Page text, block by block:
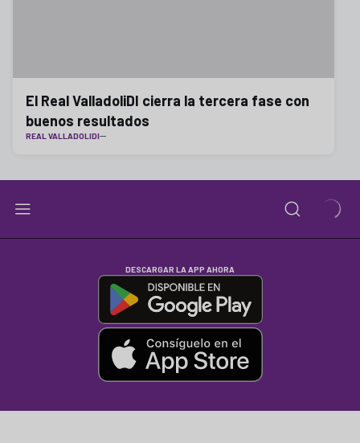
El Real ValladoliDI cierra la tercera fase con
buenos resultados
REAL VALLADOLIDI
DESCARGAR LA APP AHORA